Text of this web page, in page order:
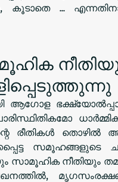
കൂടാതെ ...
ആഗോള
രീതികൾ തൊഴിൽ
സാമൂഹിക നീതിയും